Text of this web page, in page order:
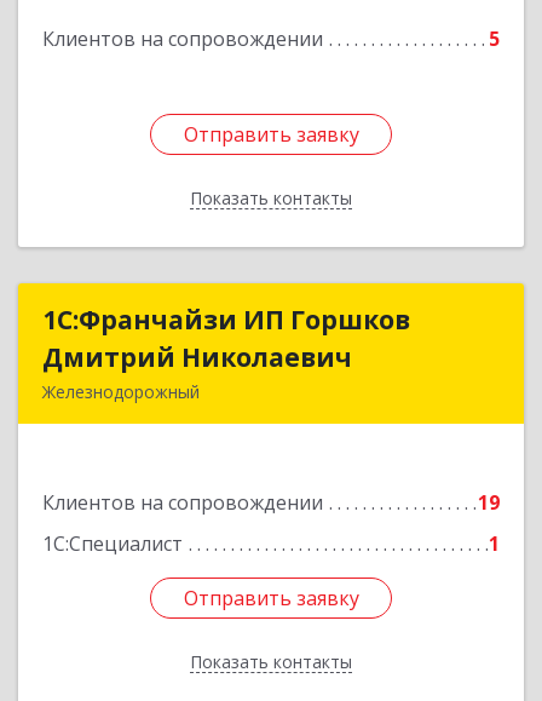
Клиентов на сопровождении 5
Отправить заявку
Показать контакты
Отправить заявку
Назад
1С:Франчайзи ИП Горшков
Дмитрий Николаевич
Железнодорожный
Клиентов на сопровождении
19
1С:Специалист
1
Отправить заявку
Показать контакты
1С:Франчайзи ИП Горшков
Дмитрий Николаевич
Подробнее
Отправить заявку
Назад